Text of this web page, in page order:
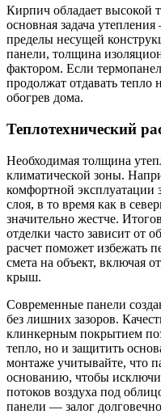
Кирпич обладает высокой
основная задача
пределы несущей
панели, толщина
фактором. Если
продолжат отдавать тепло
обогрев дома.
Теплотехнический
Необходимая толщина
климатической зоны.
комфортной эксплуатации
слоя, в то время как в
значительно жестче.
отделки часто зависит от
расчет поможет избежать
смета на объект, включая
крыш.
Современные панели
без лишних зазоров.
клинкерным покрытием
тепло, но и защитить
монтаже учитывайте, что
основанию, чтобы
потоков воздуха под
панели — залог